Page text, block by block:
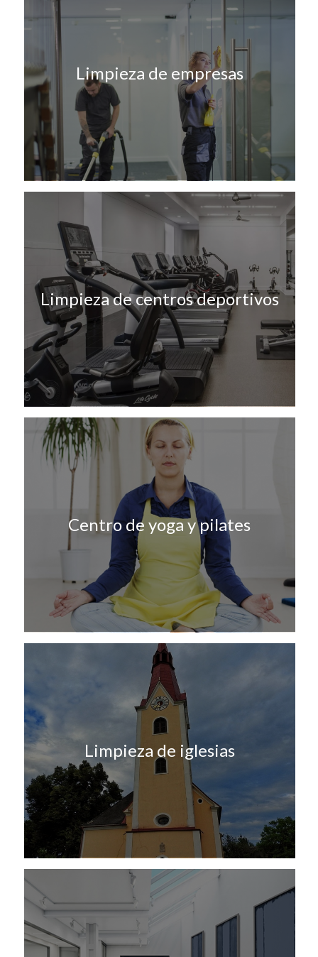
Limpieza de empresas
Limpieza de centros deportivos
Centro de yoga y pilates
Limpieza de iglesias